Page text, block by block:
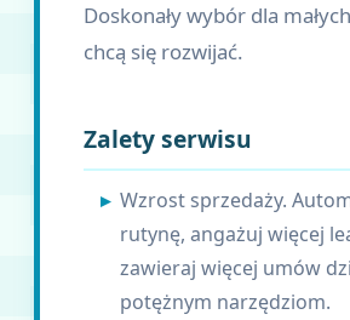
Doskonały wybór dla
chcą się rozwijać.
Zalety serwisu
Wzrost sprzedaży.
rutynę, angażuj więcej
zawieraj więcej umów
potężnym narzędziom.